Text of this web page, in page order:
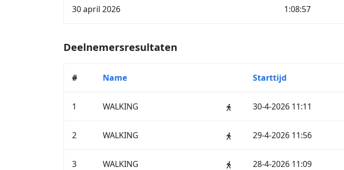
30 april 2026 1:08:57
Deelnemersresultaten
# Name Starttijd
1 WALKING 30-4-2026 11:11
2 WALKING 29-4-2026 11:56
3 WALKING 28-4-2026 11:09